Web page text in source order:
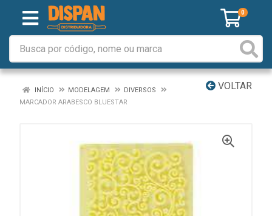
0
VOLTAR
INÍCIO MODELAGEM
DIVERSOS
MARCADOR ARABESCO BLUESTAR